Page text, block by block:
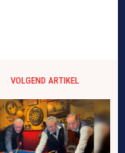
VOLGEND ARTIKEL